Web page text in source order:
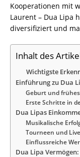
Kooperationen mit
Laurent – Dua Lipa
diversifiziert und
Inhalt des
Wichtigste
Einführung zu Dua
Geburt und
Erste Schritte in
Dua Lipas
Musikalische
Tourneen und
Einflussreiche
Dua Lipa